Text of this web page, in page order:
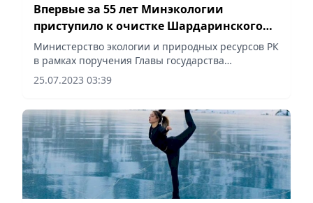
Впервые за 55 лет Минэкологии
приступило к очистке Шардаринского
водохранилища
Министерство экологии и природных ресурсов РК
в рамках поручения Главы государства
приступило к очистке дна Шардаринского
водохранилища.
25.07.2023 03:39